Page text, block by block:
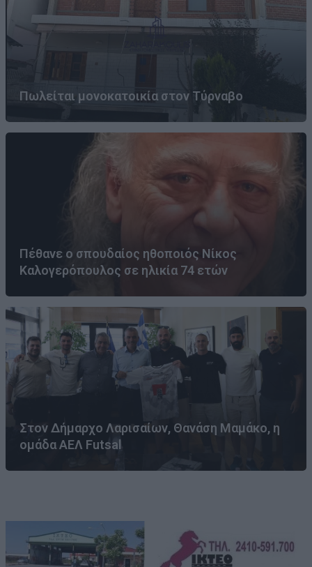
Πωλείται μονοκατοικία στον Τύρναβο
Πέθανε ο σπουδαίος ηθοποιός Νίκος
Καλογερόπουλος σε ηλικία 74 ετών
Στον Δήμαρχο Λαρισαίων, Θανάση Μαμάκο, η
ομάδα ΑΕΛ Futsal